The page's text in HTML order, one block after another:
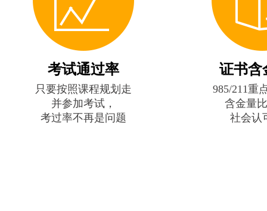
考试通过率
只要按照课程规划走
并参加考试，
考过率不再是问题
证书含
985/211重
含金量
社会认